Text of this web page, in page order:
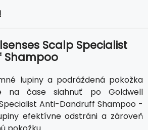
Scalp Specialist
Shampoo
lupiny a podráždená pokožka
na čase siahnuť po Goldwell
Anti-Dandruff Shampoo -
efektívne odstráni a zároveň